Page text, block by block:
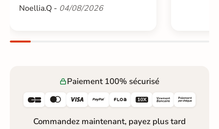
Noellia.Q - 04/08/2026
Paiement 100% sécurisé
     
Commandez maintenant, payez plus tard